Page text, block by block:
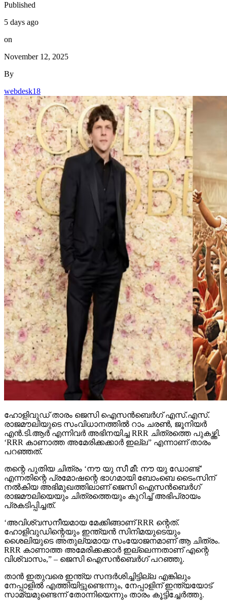
Published
5 days ago
on
November 12, 2025
By
webdesk18
ഹോളിവുഡ് താരം ജെസി ഐസന്‍ബെര്‍ഗ് എസ്.എസ്.
രാജമൗലിയുടെ സംവിധാനത്തില്‍ റാം ചരണ്‍, ജൂനിയര്‍
എന്‍.ടി.ആര്‍ എന്നിവര്‍ അഭിനയിച്ച RRR ചിത്രത്തെ പുകഴ്ത്തി.
‘RRR കാണാത്ത അമേരിക്കക്കാര്‍ ഇല്ല” എന്നാണ് താരം
പറഞ്ഞത്.
തന്റെ പുതിയ ചിത്രം ‘നൗ യു സീ മീ: നൗ യു ഡോണ്ട്’
എന്നതിന്റെ പ്രമോഷന്റെ ഭാഗമായി ബോംബെ ടൈംസിന്
നല്‍കിയ അഭിമുഖത്തിലാണ് ജെസി ഐസന്‍ബെര്‍ഗ്
രാജമൗലിയെയും ചിത്രത്തെയും കുറിച്ച് അഭിപ്രായം
പ്രകടിപ്പിച്ചത്.
‘അവിശ്വസനീയമായ മേക്കിങ്ങാണ് RRR ന്റെത്.
ഹോളിവുഡിന്റെയും ഇന്ത്യന്‍ സിനിമയുടെയും
ശൈലിയുടെ അതുല്യമായ സംയോജനമാണ് ആ ചിത്രം.
RRR കാണാത്ത അമേരിക്കക്കാര്‍ ഇല്ലെന്നതാണ് എന്റെ
വിശ്വാസം,” – ജെസി ഐസന്‍ബെര്‍ഗ് പറഞ്ഞു.
താന്‍ ഇതുവരെ ഇന്ത്യ സന്ദര്‍ശിച്ചിട്ടില്ല എങ്കിലും
നേപ്പാളില്‍ എത്തിയിട്ടുണ്ടെന്നും, നേപ്പാളിന് ഇന്ത്യയോട്
സാമ്യമുണ്ടെന്ന് തോന്നിയെന്നും താരം കൂട്ടിച്ചേര്‍ത്തു.